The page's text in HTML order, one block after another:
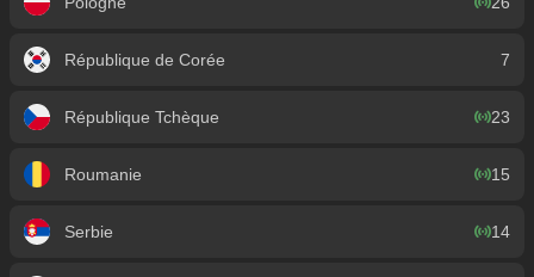
République de Corée 7
République Tchèque 23
Roumanie 15
Serbie 14